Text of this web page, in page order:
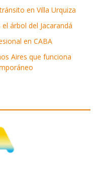
en Villa Urquiza
árbol del Jacarandá
en CABA
Aires que funciona